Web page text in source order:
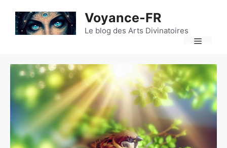
contenu
Voyance-FR
Le blog des Arts Divinatoires